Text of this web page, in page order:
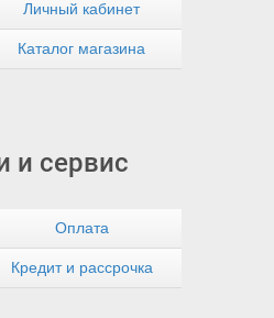
Личный кабинет
Каталог магазина
и сервис
Оплата
Кредит и рассрочка